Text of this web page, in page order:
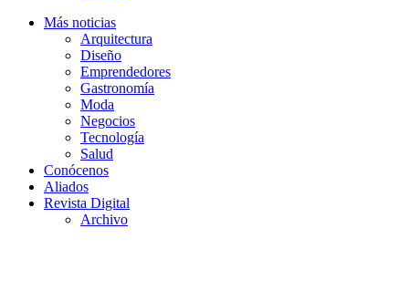
Más noticias
Arquitectura
Diseño
Emprendedores
Gastronomía
Moda
Negocios
Tecnología
Salud
Conócenos
Aliados
Revista Digital
Archivo